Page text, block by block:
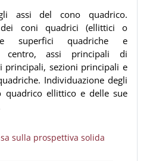
assi del cono quadrico.
dei coni quadrici (ellittici o
superfici quadriche e
centro, assi principali di
principali, sezioni principali e
Individuazione degli
quadrico ellittico e delle sue
sulla prospettiva solida